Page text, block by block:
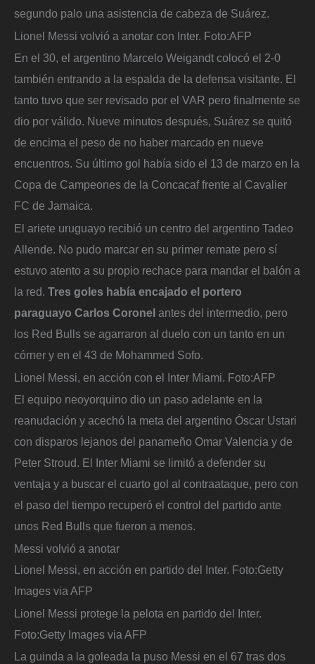
segundo palo una asistencia de cabeza de Suárez.
Lionel Messi volvió a anotar con Inter. Foto:AFP
En el 30, el argentino Marcelo Weigandt colocó el 2-0
también entrando a la espalda de la defensa visitante. El
tanto tuvo que ser revisado por el VAR pero finalmente se
dio por válido. Nueve minutos después, Suárez se quitó
de encima el peso de no haber marcado en nueve
encuentros. Su último gol había sido el 13 de marzo en la
Copa de Campeones de la Concacaf frente al Cavalier
FC de Jamaica.
El ariete uruguayo recibió un centro del argentino Tadeo
Allende. No pudo marcar en su primer remate pero sí
estuvo atento a su propio rechace para mandar el balón a
la red. Tres goles había encajado el portero
paraguayo Carlos Coronel antes del intermedio, pero
los Red Bulls se agarraron al duelo con un tanto en un
córner y en el 43 de Mohammed Sofo.
Lionel Messi, en acción con el Inter Miami. Foto:AFP
El equipo neoyorquino dio un paso adelante en la
reanudación y acechó la meta del argentino Óscar Ustari
con disparos lejanos del panameño Omar Valencia y de
Peter Stroud. El Inter Miami se limitó a defender su
ventaja y a buscar el cuarto gol al contraataque, pero con
el paso del tiempo recuperó el control del partido ante
unos Red Bulls que fueron a menos.
Messi volvió a anotar
Lionel Messi, en acción en partido del Inter. Foto:Getty
Images via AFP
Lionel Messi protege la pelota en partido del Inter.
Foto:Getty Images via AFP
La guinda a la goleada la puso Messi en el 67 tras dos